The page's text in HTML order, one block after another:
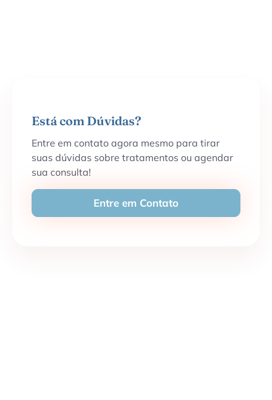
Está com Dúvidas?
Entre em contato agora mesmo para tirar
suas dúvidas sobre tratamentos ou agendar
sua consulta!
Entre em Contato